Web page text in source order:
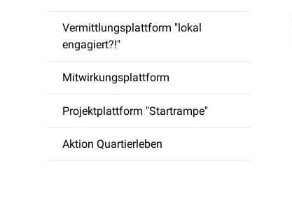
Vermittlungsplattform "lokal
engagiert?!"
Mitwirkungsplattform
Projektplattform "Startrampe"
Aktion Quartierleben